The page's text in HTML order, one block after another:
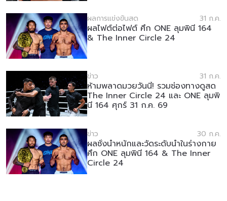
ผลการแข่งขันสด 31 ก.ค.
ผลไฟต์ต่อไฟต์ ศึก ONE ลุมพินี 164
& The Inner Circle 24
ข่าว 31 ก.ค.
ห้ามพลาดมวยวันนี้! รวมช่องทางดูสด
The Inner Circle 24 และ ONE ลุมพิ
นี 164 ศุกร์ 31 ก.ค. 69
ข่าว 30 ก.ค.
ผลชั่งน้ำหนักและวัดระดับน้ำในร่างกาย
ศึก ONE ลุมพินี 164 & The Inner
Circle 24
คู่แข่ง
อีเวนต์
ดูไฮไลต์การแข่งขัน
ชื่อ
สมัคร
การส่งแบบฟอร์มนี้ถือว่าท่านให้ความยินยอมให้เรา
รวบรวม ใช้งาน และเปิดเผยข้อมูลของท่านภายใต้
นโยบายความเป็นส่วนตัวของเรา ท่านสามารถ
ยกเลิกการสมัครรับข่าวสารได้ตลอดเวลา